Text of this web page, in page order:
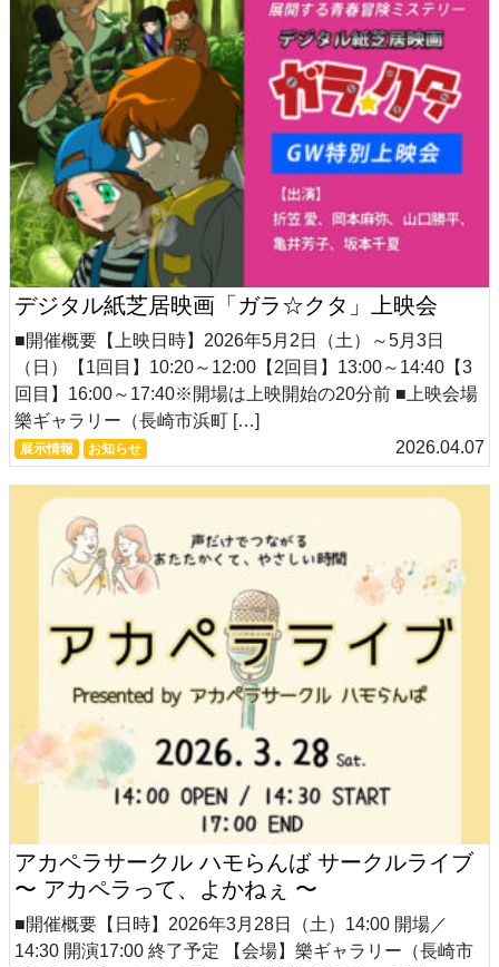
デジタル紙芝居映画「ガラ☆クタ」上映会
■開催概要【上映日時】2026年5月2日（土）～5月3日
（日）【1回目】10:20～12:00【2回目】13:00～14:40【3
回目】16:00～17:40※開場は上映開始の20分前 ■上映会場
樂ギャラリー（長崎市浜町 […]
展示情報 お知らせ 2026.04.07
アカペラサークル ハモらんば サークルライブ
〜 アカペラって、よかねぇ 〜
■開催概要【日時】2026年3月28日（土）14:00 開場／
14:30 開演17:00 終了予定 【会場】樂ギャラリー（長崎市